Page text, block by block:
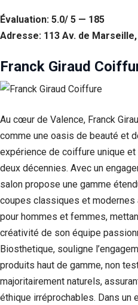
Évaluation: 5.0/ 5 — 185
Adresse: 113 Av. de
Franck Giraud
Au cœur de Valence, Franck
comme une oasis de beauté et
expérience de coiffure unique
deux décennies. Avec un
salon propose une gamme
coupes classiques et
pour hommes et femmes,
créativité de son équipe
Biosthetique, souligne
produits haut de gamme, non
majoritairement naturels,
éthique irréprochables. Dans